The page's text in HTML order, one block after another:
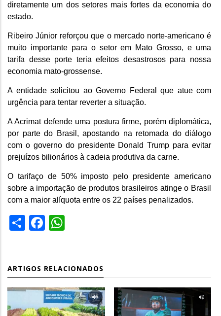
diretamente um dos setores mais fortes da economia do
estado.
Ribeiro Júnior reforçou que o mercado norte-americano é
muito importante para o setor em Mato Grosso, e uma
tarifa desse porte teria efeitos desastrosos para nossa
economia mato-grossense.
A entidade solicitou ao Governo Federal que atue com
urgência para tentar reverter a situação.
A Acrimat defende uma postura firme, porém diplomática,
por parte do Brasil, apostando na retomada do diálogo
com o governo do presidente Donald Trump para evitar
prejuízos bilionários à cadeia produtiva da carne.
O tarifaço de 50% imposto pelo presidente americano
sobre a importação de produtos brasileiros atinge o Brasil
com a maior alíquota entre os 22 países penalizados.
ShareFacebook
ARTIGOS RELACIONADOS